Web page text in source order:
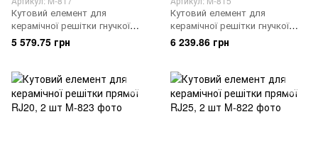
Кутовий елемент для
керамічної решітки гнучкої
RJ20 FLEX, 2 шт
5 579.75 грн
Кутовий елемент для
керамічної решітки гнучкої
RJ25 FLEX, 2 шт
6 239.86 грн